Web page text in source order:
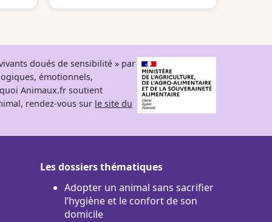
doués de sensibilité » par
émotionnels,
Animaux.fr soutient
rendez-vous sur le site du
Les dossiers thématiques
Adopter un animal sans sacrifier
l’hygiène et le confort de son
domicile